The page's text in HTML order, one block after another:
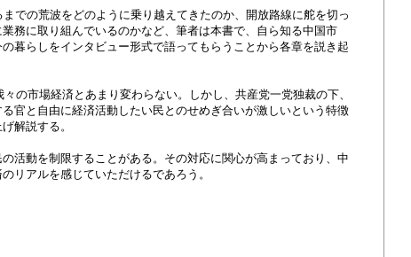
の荒波をどのように乗り越えてきたのか、開放路線に舵を切っ
務に取り組んでいるのかなど、筆者は本書で、自ら知る中国市
暮らしをインタビュー形式で語ってもらうことから各章を説き起
市場経済とあまり変わらない。しかし、共産党一党独裁の下、
官と自由に経済活動したい民とのせめぎ合いが激しいという特徴
解説する。
活動を制限することがある。その対応に関心が高まっており、中
リアルを感じていただけるであろう。